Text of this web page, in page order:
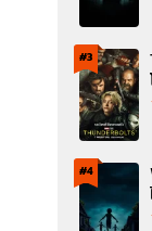
#3
#4